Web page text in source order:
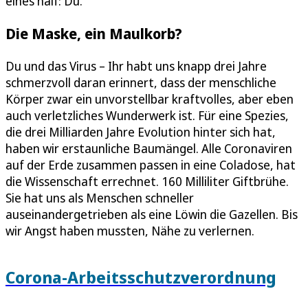
Die Maske, ein Maulkorb?
Du und das Virus – Ihr habt uns knapp drei Jahre
schmerzvoll daran erinnert, dass der menschliche
Körper zwar ein unvorstellbar kraftvolles, aber eben
auch verletzliches Wunderwerk ist. Für eine Spezies,
die drei Milliarden Jahre Evolution hinter sich hat,
haben wir erstaunliche Baumängel. Alle Coronaviren
auf der Erde zusammen passen in eine Coladose, hat
die Wissenschaft errechnet. 160 Milliliter Giftbrühe.
Sie hat uns als Menschen schneller
auseinandergetrieben als eine Löwin die Gazellen. Bis
wir Angst haben mussten, Nähe zu verlernen.
Corona-Arbeitsschutzverordnung